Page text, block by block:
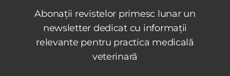
Abonații revistelor primesc lunar un
newsletter dedicat cu informații
relevante pentru practica medicală
veterinară